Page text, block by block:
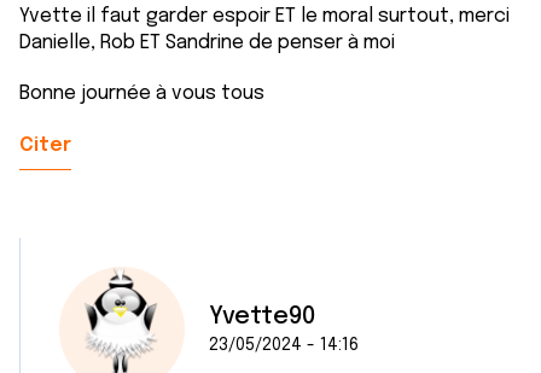
Yvette il faut garder espoir ET le moral surtout, merci
Danielle, Rob ET Sandrine de penser à moi
Bonne journée à vous tous
Citer
Yvette90
23/05/2024 - 14:16